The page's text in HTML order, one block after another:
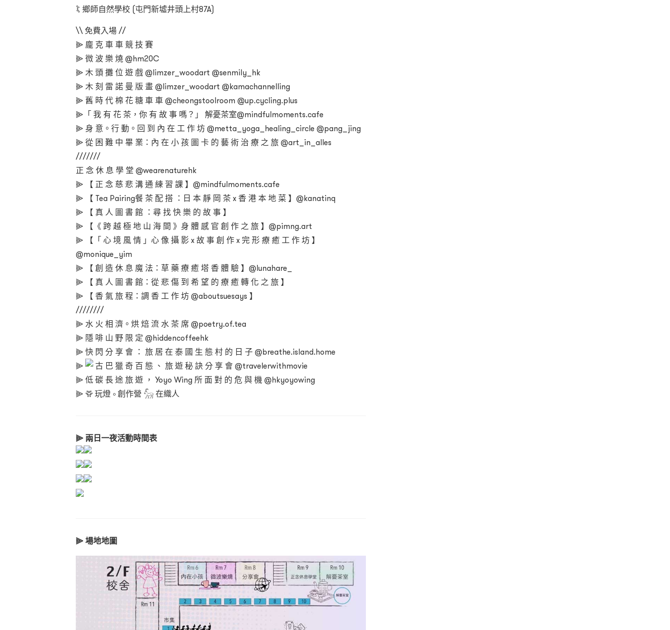
𖣸 鄉師自然學校 (屯門新墟井頭上村87A)
\\ 免費入場 //
⫸ 龐 克 車 車 競 技 賽
⫸ 微 波 樂 燒 @hm20C
⫸ 木 頭 攤 位 遊 戲 @limzer_woodart @senmily_hk
⫸ 木 刻 雷 諾 曼 版 畫 @limzer_woodart @kamachannelling
⫸ 舊 時 代 棉 花 糖 車 車 @cheongstoolroom @up.cycling.plus
⫸「 我 有 花 茶，你 有 故 事 嗎？」 解憂茶室@mindfulmoments.cafe
⫸ 身 意。行 動。回 到 內 在 工 作 坊 @metta_yoga_healing_circle @pang_jing
⫸ 從 困 難 中 畢 業：內 在 小 孩 圖 卡 的 藝 術 治 療 之 旅 @art_in_alles
///////
正 念 休 息 學 堂 @wearenaturehk
⫸ 【 正 念 慈 悲 溝 通 練 習 課 】@mindfulmoments.cafe
⫸ 【 Tea Pairing餐 茶 配 搭 ：日 本 靜 岡 茶 x 香 港 本 地 菜 】@kanatinq
⫸ 【 真 人 圖 書 館 ：尋 找 快 樂 的 故 事 】
⫸ 【《 跨 越 極 地 山 海 間 》身 體 感 官 創 作 之 旅 】@pimng.art
⫸ 【「 心 境 風 情 」心 像 攝 影 x 故 事 創 作 x 完 形 療 癒 工 作 坊 】
@monique_yim
⫸ 【 創 造 休 息 魔 法：草 藥 療 癒 塔 香 體 驗 】@lunahare_
⫸ 【 真 人 圖 書 館：從 悲 傷 到 希 望 的 療 癒 轉 化 之 旅 】
⫸ 【 香 氣 旅 程：調 香 工 作 坊 @aboutsuesays 】
////////
⫸ 水 火 相 濟。烘 焙 流 水 茶 席 @poetry.of.tea
⫸ 隱 啡 山 野 限 定 @hiddencoffeehk
⫸ 快 閃 分 享 會 ： 旅 居 在 泰 國 生 態 村 的 日 子 @breathe.island.home
⫸
古 巴 獵 奇 百 態 、 旅 遊 秘 訣 分 享 會 @travelerwithmovie
⫸ 低 碳 長 途 旅 遊 ， Yoyo Wing 所 面 對 的 危 與 機 @hkyoyowing
⫸ 𖡷 玩燈 ༚ 創作營 𓃵 在織人
⫸ 兩日一夜活動時間表
⫸ 場地地圖